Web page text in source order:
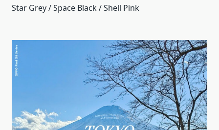
Star Grey / Space Black / Shell Pink